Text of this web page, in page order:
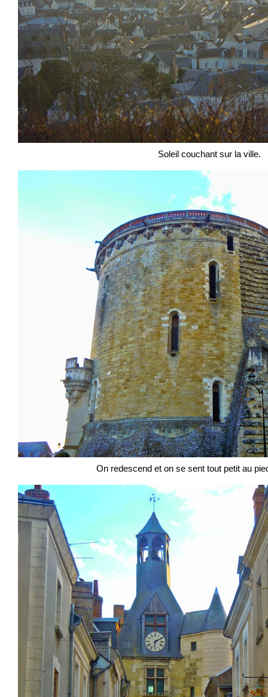
Soleil couchant sur la ville.
On redescend et on se sent tout petit au